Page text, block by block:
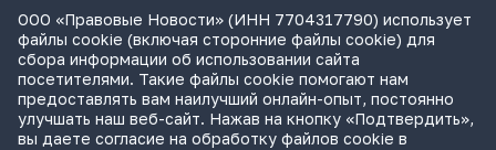
Дроны могут начать применять для фиксации нарушений
ПДД
Практика
, 15:41
Бывшего сенатора Сабадаша приговорили к 12 годам по делу
о хищении
Практика
ООО «Правовые Новости» (ИНН 7704317790) использует
файлы cookie (включая сторонние файлы cookie) для
сбора информации об использовании сайта
посетителями. Такие файлы cookie помогают нам
предоставлять вам наилучший онлайн-опыт, постоянно
улучшать наш веб-сайт. Нажав на кнопку «Подтвердить»,
вы даете согласие на обработку файлов cookie в